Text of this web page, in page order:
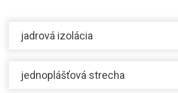
jadrová izolácia
jednoplášťová strecha